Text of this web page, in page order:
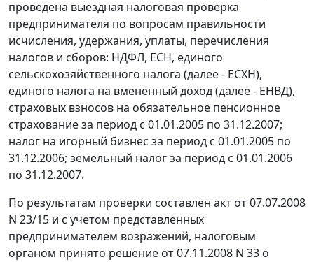
проведена выездная налоговая проверка
предпринимателя по вопросам правильности
исчисления, удержания, уплаты, перечисления
налогов и сборов: НДФЛ, ЕСН, единого
сельскохозяйственного налога (далее - ЕСХН),
единого налога на вмененный доход (далее - ЕНВД),
страховых взносов на обязательное пенсионное
страхование за период с 01.01.2005 по 31.12.2007;
налог на игорный бизнес за период с 01.01.2005 по
31.12.2006; земельный налог за период с 01.01.2006
по 31.12.2007.
По результатам проверки составлен акт от 07.07.2008
N 23/15 и с учетом представленных
предпринимателем возражений, налоговым
органом принято решение от 07.11.2008 N 33 о